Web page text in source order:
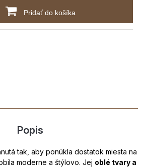
Pridať do košíka
Popis
tak, aby ponúkla dostatok miesta na
moderne a štýlovo. Jej oblé tvary a